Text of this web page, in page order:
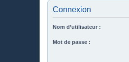
Connexion
Nom d’utilisateur :
Mot de passe :